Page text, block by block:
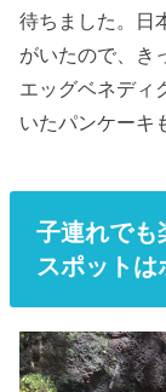
待ちました。日
がいたので、き
エッグベネディ
いたパンケーキ
子連れでも
スポットは